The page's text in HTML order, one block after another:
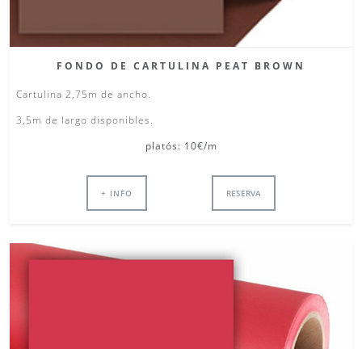
FONDO DE CARTULINA PEAT BROWN
Cartulina 2,75m de ancho.
3,5m de largo disponibles.
platós: 10€/m
+ INFO RESERVA